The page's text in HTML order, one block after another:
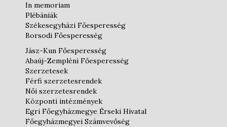
In memoriam
Plébániák
Székesegyházi Főesperesség
Borsodi Főesperesség
Jász-Kun Főesperesség
Abaúj-Zempléni Főesperesség
Szerzetesek
Férfi szerzetesrendek
Női szerzetesrendek
Központi intézmények
Egri Főegyházmegye Érseki Hivatal
Főegyházmegyei Számvevőség